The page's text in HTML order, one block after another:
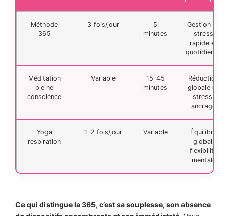
Méthode
365
3 fois/jour
5
minutes
Gestion du
stress
rapide et
quotidienne
Méditation
pleine
conscience
Variable
15-45
minutes
Réduction
globale du
stress,
ancrage
Yoga
respiration
1-2 fois/jour Variable
Équilibre
global,
flexibilité
mentale
Ce qui distingue la 365, c’est sa souplesse, son absence